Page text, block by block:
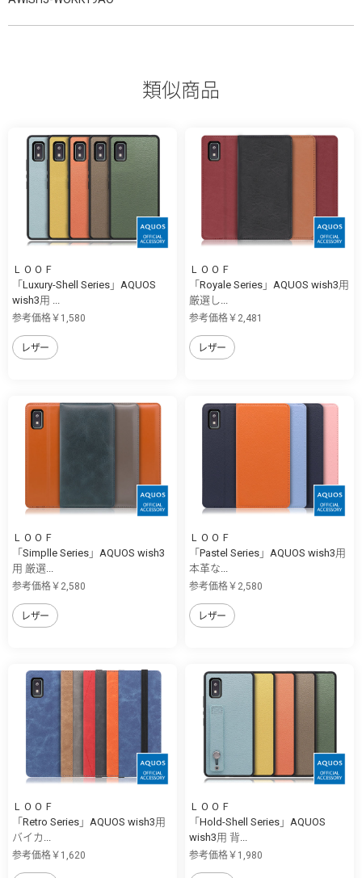
類似商品
ＬＯＯＦ
「Luxury-Shell Series」AQUOS
wish3用 ...
参考価格￥1,580
レザー
ＬＯＯＦ
「Royale Series」AQUOS wish3用
厳選し...
参考価格￥2,481
レザー
ＬＯＯＦ
「Simplle Series」AQUOS wish3
用 厳選...
参考価格￥2,580
レザー
ＬＯＯＦ
「Pastel Series」AQUOS wish3用
本革な...
参考価格￥2,580
レザー
ＬＯＯＦ
「Retro Series」AQUOS wish3用
バイカ...
参考価格￥1,620
ＬＯＯＦ
「Hold-Shell Series」AQUOS
wish3用 背...
参考価格￥1,980